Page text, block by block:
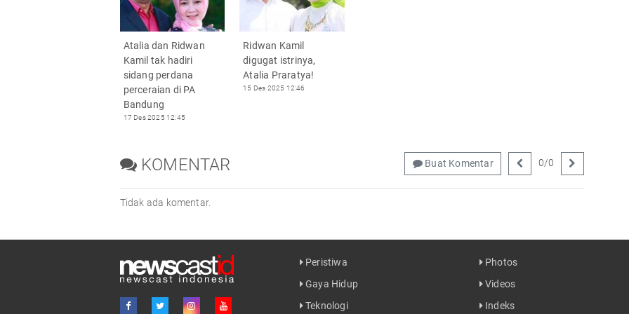
Atalia dan Ridwan
Kamil tak hadiri
sidang perdana
perceraian di PA
Bandung
17 Des 2025 12:45
Ridwan Kamil
digugat istrinya,
Atalia Praratya!
15 Des 2025 12:46
KOMENTAR Buat Komentar 0/0
Tidak ada komentar.
Peristiwa
Gaya Hidup
Teknologi
Photos
Videos
Indeks